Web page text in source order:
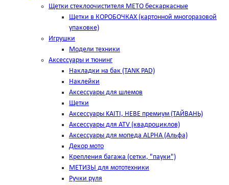
Щетки стеклоочистителя METO бескаркасные
Щетки в КОРОБОЧКАХ (картонной многоразовой
упаковке)
Игрушки
Модели техники
Аксессуары и тюнинг
Накладки на бак (TANK PAD)
Наклейки
Аксессуары для шлемов
Щетки
Аксессуары KAITI, HEBE премиум (ТАЙВАНЬ)
Аксессуары для ATV (квадроциклов)
Аксессуары для мопеда ALPHA (Альфа)
Декор мото
Крепления багажа (сетки, "пауки")
МЕТИЗЫ для мототехники
Ручки руля